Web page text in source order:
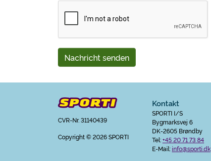
Nachricht senden
CVR-Nr. 31140439
Copyright© 2026 SPORTI
Kontakt
SPORTI I/S
Bygmarksvej 6
DK-2605 Brøndby
Tel:+45 20 71 73 84
E-Mail:info@sporti.dk